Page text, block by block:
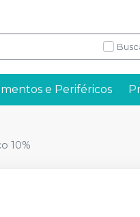
e Periféricos
10%